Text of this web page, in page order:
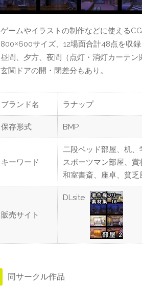
ゲームやイラストの制作などに使えるCG
800×600サイズ、12場面合計48点を収録
昼間、夕方、夜間（点灯・消灯カーテン
玄関ドアの開・閉差分もあり。
ブランド名 ラナップ
保存形式 BMP
キーワード
二段ベッド部屋、机、
スポーツマン部屋、賞
和室書斎、座卓、貧
販売サイト
DLsite
同サークル作品